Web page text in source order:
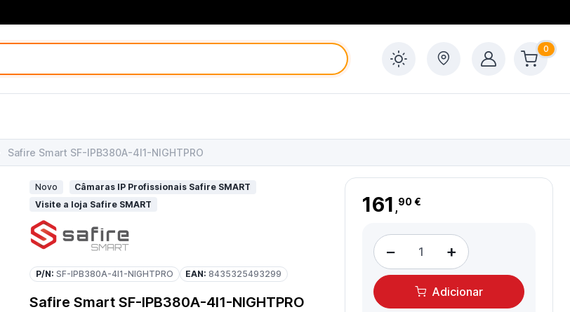
0
Safire Smart SF-IPB380A-4I1-NIGHTPRO
Novo
Câmaras IP Profissionais Safire SMART
Visite a loja Safire SMART
P/N: SF-IPB380A-4I1-NIGHTPRO EAN: 8435325493299
Safire Smart SF-IPB380A-4I1-NIGHTPRO
161 ,90 €
− +
Adicionar